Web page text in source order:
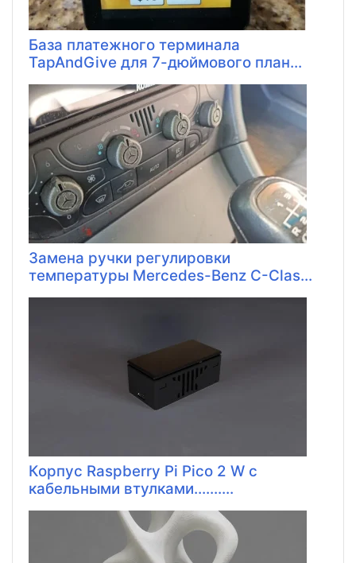
База платежного терминала
TapAndGive для 7-дюймового план...
Замена ручки регулировки
температуры Mercedes-Benz C-Clas...
Корпус Raspberry Pi Pico 2 W с
кабельными втулками..........